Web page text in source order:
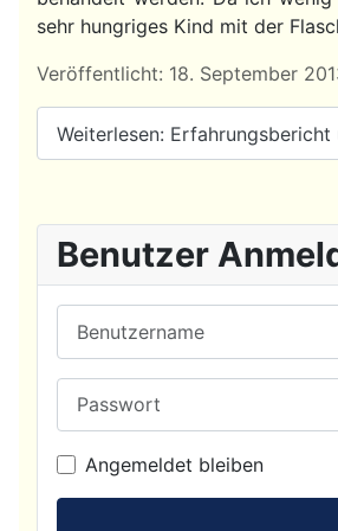
sehr hungriges Kind mit der
Details
Veröffentlicht: 18. September
Weiterlesen:
Benutzer
Angemeldet bleiben